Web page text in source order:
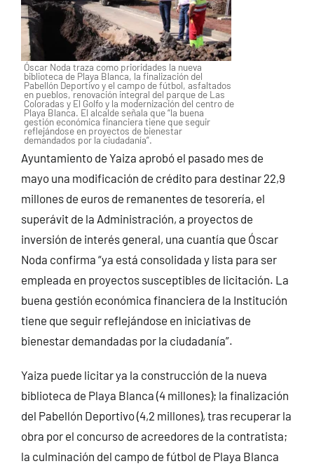
Óscar Noda traza como prioridades la nueva
biblioteca de Playa Blanca, la finalización del
Pabellón Deportivo y el campo de fútbol, asfaltados
en pueblos, renovación integral del parque de Las
Coloradas y El Golfo y la modernización del centro de
Playa Blanca. El alcalde señala que “la buena
gestión económica financiera tiene que seguir
reflejándose en proyectos de bienestar
demandados por la ciudadanía”.
Ayuntamiento de Yaiza aprobó el pasado mes de
mayo una modificación de crédito para destinar 22,9
millones de euros de remanentes de tesorería, el
superávit de la Administración, a proyectos de
inversión de interés general, una cuantía que Óscar
Noda confirma “ya está consolidada y lista para ser
empleada en proyectos susceptibles de licitación. La
buena gestión económica financiera de la Institución
tiene que seguir reflejándose en iniciativas de
bienestar demandadas por la ciudadanía”.
Yaiza puede licitar ya la construcción de la nueva
biblioteca de Playa Blanca (4 millones); la finalización
del Pabellón Deportivo (4,2 millones), tras recuperar la
obra por el concurso de acreedores de la contratista;
la culminación del campo de fútbol de Playa Blanca